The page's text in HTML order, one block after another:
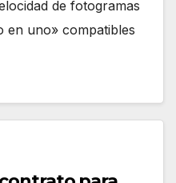
de fotogramas
en uno» compatibles